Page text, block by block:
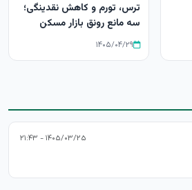
ترس، تورم و کاهش نقدینگی؛
سه مانع رونق بازار مسکن
۱۴۰۵/۰۴/۲۹
۱۴۰۵/۰۳/۲۵ - ۲۱:۴۳